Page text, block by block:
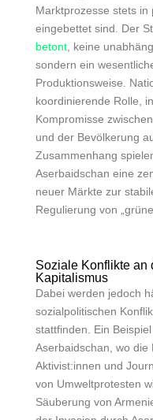
Marktprozesse stets in
eingebettet sind. Der
betont, keine
sondern ein
Produktionsweise.
koordinierende Rolle,
Kompromisse
und der Bevölkerung
Zusammenhang
Aserbaidschan eine
neuer Märkte zur
Regulierung von
Soziale Konflikte an
Kapitalismus
Dabei werden jedoch
sozialpolitischen
stattfinden. Ein
Aserbaidschan, wo die
Aktivist:innen und
von Umweltprotesten
Säuberung von